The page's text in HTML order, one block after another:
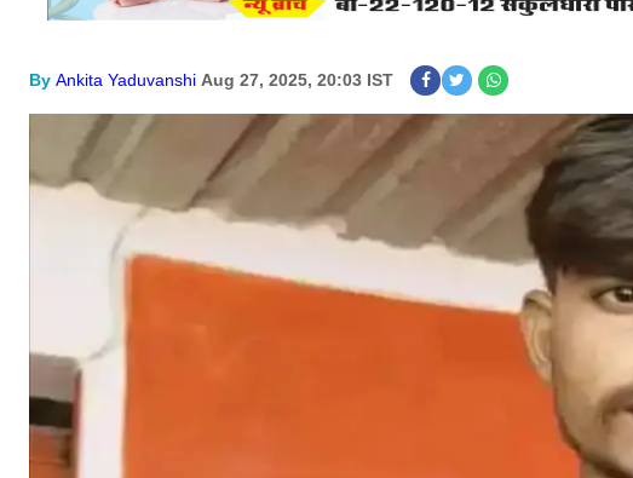
By Ankita Yaduvanshi Aug 27, 2025, 20:03 IST